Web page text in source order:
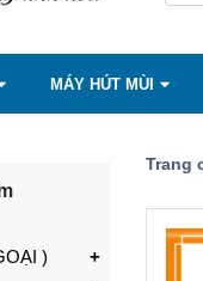
MÁY HÚT MÙI
)
Trang